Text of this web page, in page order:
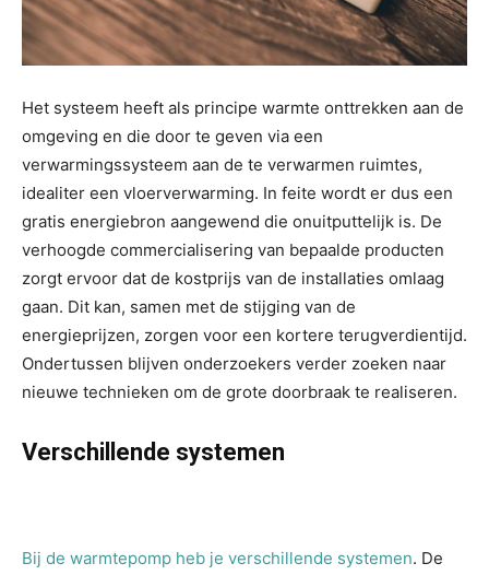
Het systeem heeft als principe warmte onttrekken aan de
omgeving en die door te geven via een
verwarmingssysteem aan de te verwarmen ruimtes,
idealiter een vloerverwarming. In feite wordt er dus een
gratis energiebron aangewend die onuitputtelijk is. De
verhoogde commercialisering van bepaalde producten
zorgt ervoor dat de kostprijs van de installaties omlaag
gaan. Dit kan, samen met de stijging van de
energieprijzen, zorgen voor een kortere terugverdientijd.
Ondertussen blijven onderzoekers verder zoeken naar
nieuwe technieken om de grote doorbraak te realiseren.
Verschillende systemen
Bij de warmtepomp heb je verschillende systemen. De